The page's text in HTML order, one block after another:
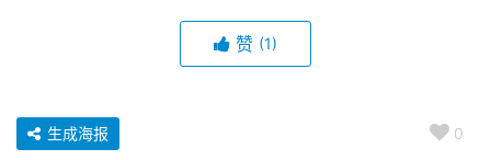
赞 (1)
0
生成海报